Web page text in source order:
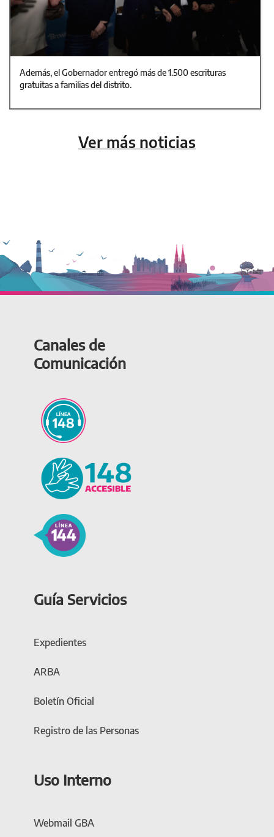
Además, el Gobernador entregó más de 1.500 escrituras
gratuitas a familias del distrito.
Ver más noticias
Canales de
Comunicación
Guía Servicios
Expedientes
ARBA
Boletín Oficial
Registro de las Personas
Uso Interno
Webmail GBA